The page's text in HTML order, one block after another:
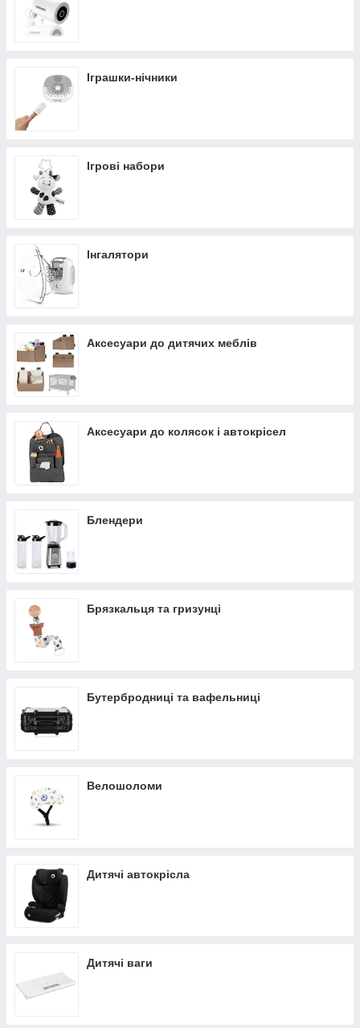
Іграшки-нічники
Ігрові набори
Інгалятори
Аксесуари до дитячих меблів
Аксесуари до колясок і автокрісел
Блендери
Брязкальця та гризунці
Бутербродниці та вафельниці
Велошоломи
Дитячі автокрісла
Дитячі ваги